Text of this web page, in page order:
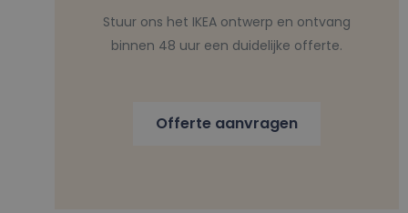
Stuur ons het IKEA ontwerp en ontvang
binnen 48 uur een duidelijke offerte.
Offerte aanvragen